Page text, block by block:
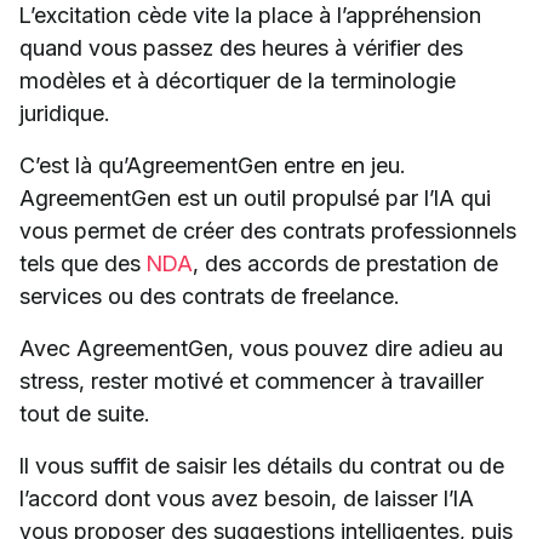
L’excitation cède vite la place à l’appréhension
quand vous passez des heures à vérifier des
modèles et à décortiquer de la terminologie
juridique.
C’est là qu’AgreementGen entre en jeu.
AgreementGen est un outil propulsé par l’IA qui
vous permet de créer des contrats professionnels
tels que des NDA, des accords de prestation de
services ou des contrats de freelance.
Avec AgreementGen, vous pouvez dire adieu au
stress, rester motivé et commencer à travailler
tout de suite.
Il vous suffit de saisir les détails du contrat ou de
l’accord dont vous avez besoin, de laisser l’IA
vous proposer des suggestions intelligentes, puis